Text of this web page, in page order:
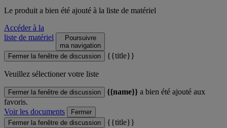
Le produit a bien été ajouté à la liste de matériel
Accéder à la
liste de matériel
Poursuivre
ma navigation
Fermer la fenêtre de discussion
{{title}}
Veuillez sélectioner votre liste
Fermer la fenêtre de discussion {{name}} a bien été ajouté aux
favoris.
Voir les documents
Fermer
Fermer la fenêtre de discussion
{{title}}